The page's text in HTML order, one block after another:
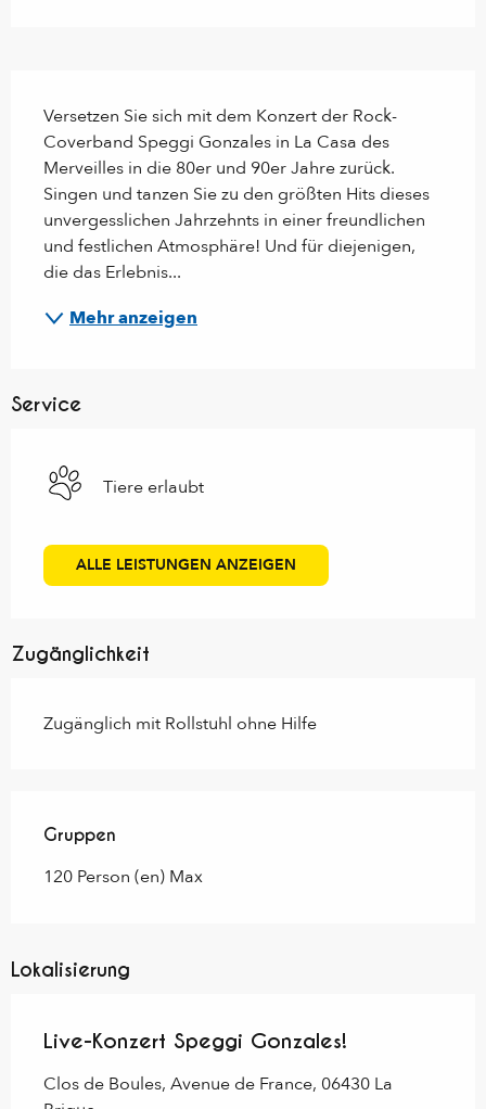
Versetzen Sie sich mit dem Konzert der Rock-
Coverband Speggi Gonzales in La Casa des
Merveilles in die 80er und 90er Jahre zurück.
Singen und tanzen Sie zu den größten Hits dieses
unvergesslichen Jahrzehnts in einer freundlichen
und festlichen Atmosphäre! Und für diejenigen,
die das Erlebnis...
Mehr anzeigen
Service
Tiere erlaubt
ALLE LEISTUNGEN ANZEIGEN
Zugänglichkeit
Zugänglich mit Rollstuhl ohne Hilfe
Gruppen
Gruppen
120 Person (en) Max
Lokalisierung
Live-Konzert Speggi Gonzales!
Clos de Boules, Avenue de France, 06430 La